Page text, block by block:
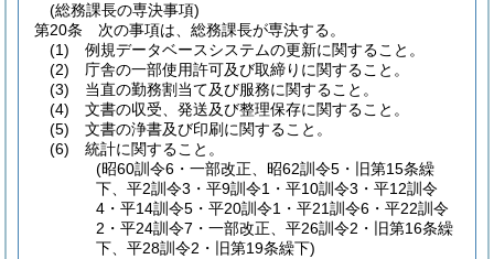
(総務課長の専決事項)
第20条
次の事項は、総務課長が専決する。
(1)
例規データベースシステムの更新に関すること。
(2)
庁舎の一部使用許可及び取締りに関すること。
(3)
当直の勤務割当て及び服務に関すること。
(4)
文書の収受、発送及び整理保存に関すること。
(5)
文書の浄書及び印刷に関すること。
(6)
統計に関すること。
(昭60訓令6・一部改正、昭62訓令5・旧第15条繰
下、平2訓令3・平9訓令1・平10訓令3・平12訓令
4・平14訓令5・平20訓令1・平21訓令6・平22訓令
2・平24訓令7・一部改正、平26訓令2・旧第16条繰
下、平28訓令2・旧第19条繰下)